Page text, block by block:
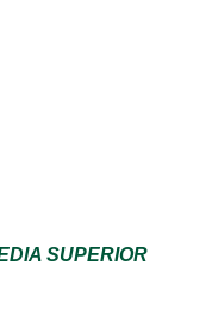
SUPERIOR